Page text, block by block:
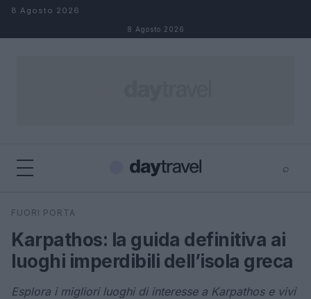
Salta al contenuto
8 Agosto 2026
8 Agosto 2026
⌕
Cerca
FUORI PORTA
Karpathos: la guida definitiva ai
luoghi imperdibili dell’isola greca
Esplora i migliori luoghi di interesse a Karpathos e vivi